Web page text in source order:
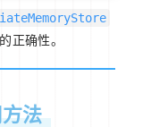
正确性。
法